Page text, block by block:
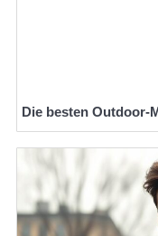
Die besten Outdoor-